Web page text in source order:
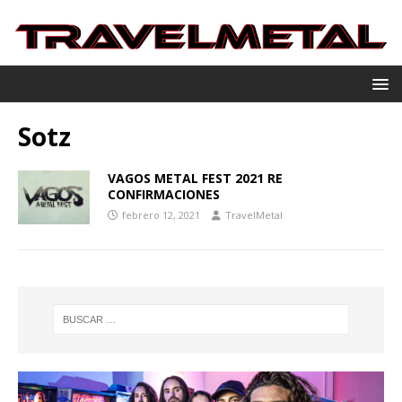
Sotz
VAGOS METAL FEST 2021 RE
CONFIRMACIONES
febrero 12, 2021 TravelMetal